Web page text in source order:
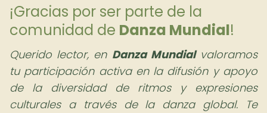
¡Gracias por ser parte de la
comunidad de Danza Mundial!
Querido lector, en Danza Mundialvaloramos
tu participación activa en la difusión y apoyo
de la diversidad de ritmos y expresiones
culturales a través de la danza global. Te